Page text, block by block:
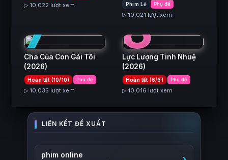
▷ 10,022 lượt xem Phim Lẻ Phụ đề
▷ 10,021 lượt xem
7
Cha Của Con Gái Tôi
(2026)
Hoàn tất (10/10) Phụ đề
▷ 10,035 lượt xem
8
Lực Lượng Tinh Nhuệ
(2026)
Hoàn tất (6/6) Phụ đề
▷ 10,016 lượt xem
phim online